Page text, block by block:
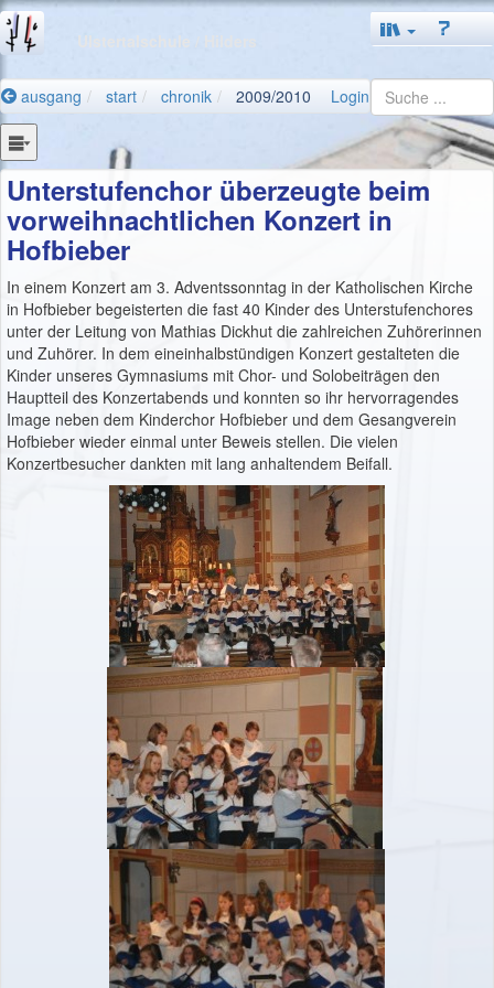
Ulstertalschule
ausgang start chronik 2009/2010 Login
Unterstufenchor überzeugte beim
vorweihnachtlichen Konzert in
Hofbieber
In einem Konzert am 3. Adventssonntag in der Katholischen Kirche
in Hofbieber begeisterten die fast 40 Kinder des Unterstufenchores
unter der Leitung von Mathias Dickhut die zahlreichen Zuhörerinnen
und Zuhörer. In dem eineinhalbstündigen Konzert gestalteten die
Kinder unseres Gymnasiums mit Chor- und Solobeiträgen den
Hauptteil des Konzertabends und konnten so ihr hervorragendes
Image neben dem Kinderchor Hofbieber und dem Gesangverein
Hofbieber wieder einmal unter Beweis stellen. Die vielen
Konzertbesucher dankten mit lang anhaltendem Beifall.